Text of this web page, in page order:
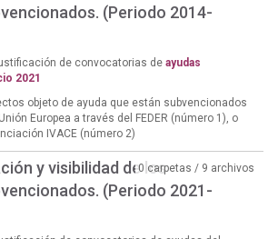
(Periodo 2014-
de convocatorias de ayudas
2021
objeto de ayuda que están subvencionados
Europea a través del FEDER (número 1), o
IVACE (número 2)
y visibilidad de los
(Periodo 2021-
0 carpetas / 9 archivos